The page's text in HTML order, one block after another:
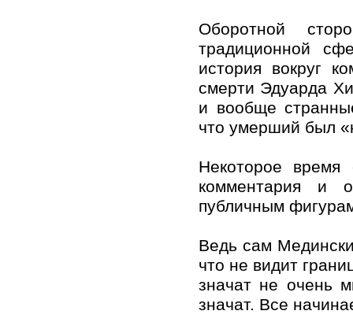
Оборотной
традиционной
история вокруг
смерти Эдуарда
и вообще
что умерший был
Некоторое время
комментария и
публичным
Ведь сам
что не видит
значат не очень
значат. Все